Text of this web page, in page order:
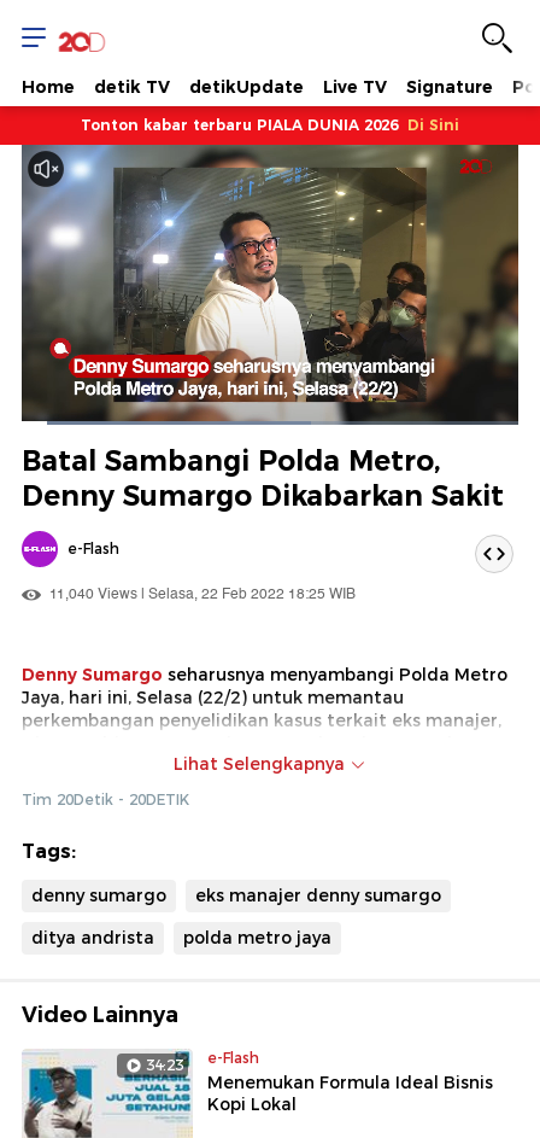
Home detik TV detikUpdate Live TV Signature
Tonton kabar terbaru PIALA DUNIA 2026 Di Sini
Berhenti
Suara
Hidup
Dimuat:
Batal Sambangi Polda Metro,
Denny Sumargo Dikabarkan Sakit
e-Flash
11,040 Views | Selasa, 22 Feb 2022 18:25 WIB
Denny Sumargo seharusnya menyambangi Polda Metro
Jaya, hari ini, Selasa (22/2) untuk memantau
perkembangan penyelidikan kasus terkait eks manajer,
Densu tak menghadiri undangan tersebut. Menurut
pengacara, penyidik telah menetapkan Ditya sebagai
tersangka terkait pemalsuan dokumen dan
Lihat Selengkapnya
Tim 20Detik - 20DETIK
Tags:
denny sumargo
eks manajer denny sumargo
ditya andrista
polda metro jaya
Video Lainnya
34:23 e-Flash
Menemukan Formula Ideal Bisnis
Kopi Lokal